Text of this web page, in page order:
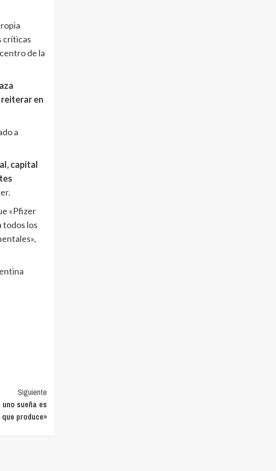
críticas
de la
en
a
capital
«Pfizer
todos los
Siguiente
sueña es
produce»